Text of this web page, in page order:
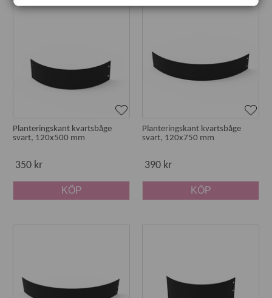
Planteringskant kvartsbåge
svart, 120x500 mm
350 kr
KÖP
Planteringskant kvartsbåge
svart, 120x750 mm
390 kr
KÖP